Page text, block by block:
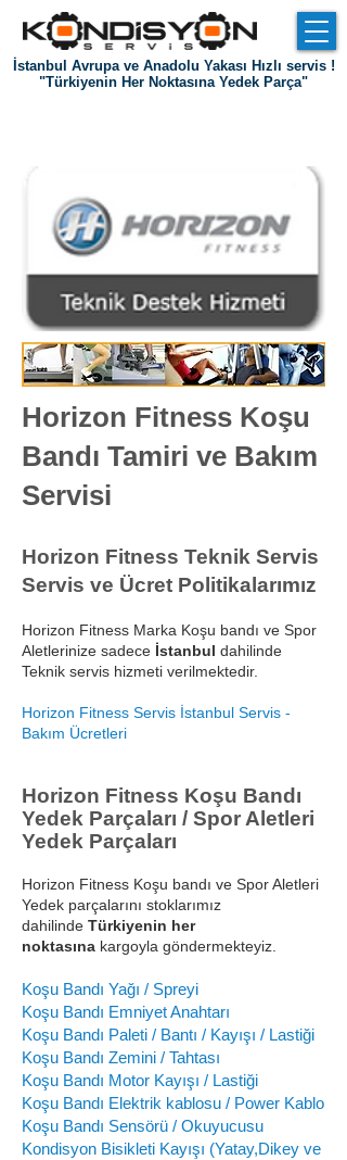
İstanbul Avrupa ve Anadolu Yakası Hızlı servis !
"Türkiyenin Her Noktasına Yedek Parça"
Horizon Fitness Koşu
Bandı Tamiri ve Bakım
Servisi
Horizon Fitness Teknik Servis
Servis ve Ücret Politikalarımız
Horizon Fitness Marka Koşu bandı ve Spor
Aletlerinize sadece İstanbul dahilinde
Teknik servis hizmeti verilmektedir.
Horizon Fitness Servis İstanbul Servis -
Bakım Ücretleri
Horizon Fitness Koşu Bandı
Yedek Parçaları / Spor Aletleri
Yedek Parçaları
Horizon Fitness Koşu bandı ve Spor Aletleri
Yedek parçalarını stoklarımız
dahilinde Türkiyenin her
noktasına kargoyla göndermekteyiz.
Koşu Bandı Yağı / Spreyi
Koşu Bandı Emniyet Anahtarı
Koşu Bandı Paleti / Bantı / Kayışı / Lastiği
Koşu Bandı Zemini / Tahtası
Koşu Bandı Motor Kayışı / Lastiği
Koşu Bandı Elektrik kablosu / Power Kablo
Koşu Bandı Sensörü / Okuyucusu
Kondisyon Bisikleti Kayışı (Yatay,Dikey ve